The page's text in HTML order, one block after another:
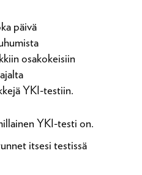
päivä
osakokeisiin
YKI-testiin.
YKI-testi on.
itsesi testissä